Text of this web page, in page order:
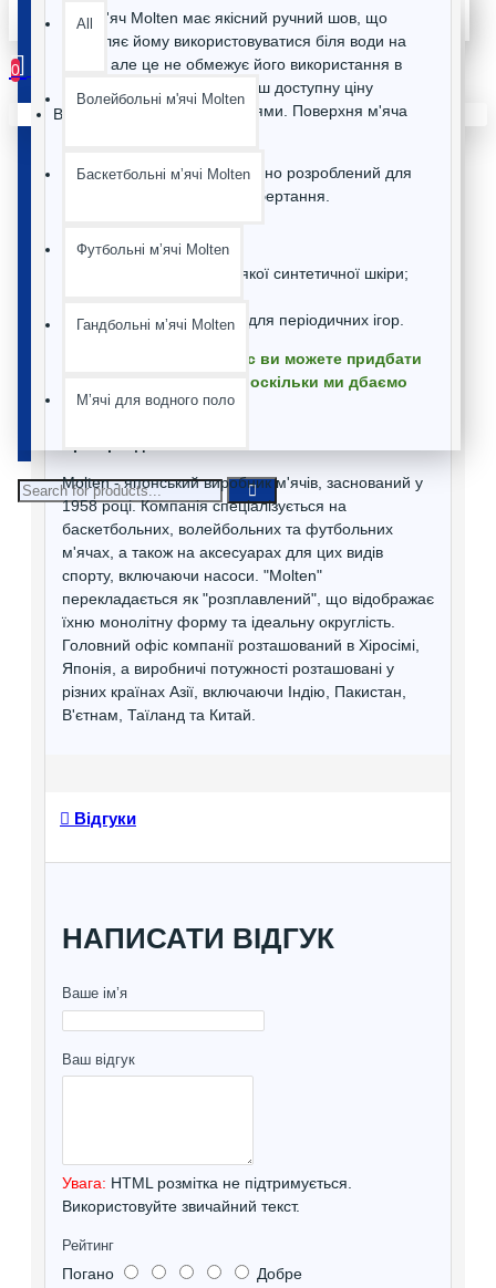
All
Волейбольні м'ячі Molten
Баскетбольні мʼячі Molten
Футбольні мʼячі Molten
Гандбольні мʼячі Molten
Мʼячі для водного поло
0
Ваш кошик порожній :(
Цей м'яч Molten має якісний ручний шов, що
дозволяє йому використовуватися біля води на
пляжі, але це не обмежує його використання в
залі. Через це, він має більш доступну ціну
порівняно з іншими моделями. Поверхня м'яча
Дизайн цієї моделі спеціально розроблений для
кращої видимості під час обертання.
Виготовлений із м'якої синтетичної шкіри;
Відмінно підходить для періодичних ігор.
Ми гарантуємо, що у нас ви можете придбати
лише оригінальні м'ячі, оскільки ми дбаємо
про свою репутацію!
Molten - японський виробник м'ячів, заснований у
1958 році. Компанія спеціалізується на
баскетбольних, волейбольних та футбольних
м'ячах, а також на аксесуарах для цих видів
спорту, включаючи насоси. "Molten"
перекладається як "розплавлений", що відображає
їхню монолітну форму та ідеальну округлість.
Головний офіс компанії розташований в Хіросімі,
Японія, а виробничі потужності розташовані у
різних країнах Азії, включаючи Індію, Пакистан,
В'єтнам, Таїланд та Китай.
Відгуки
НАПИСАТИ ВІДГУК
Ваше ім’я
Ваш відгук
Увага: HTML розмітка не підтримується.
Використовуйте звичайний текст.
Рейтинг
Погано Добре